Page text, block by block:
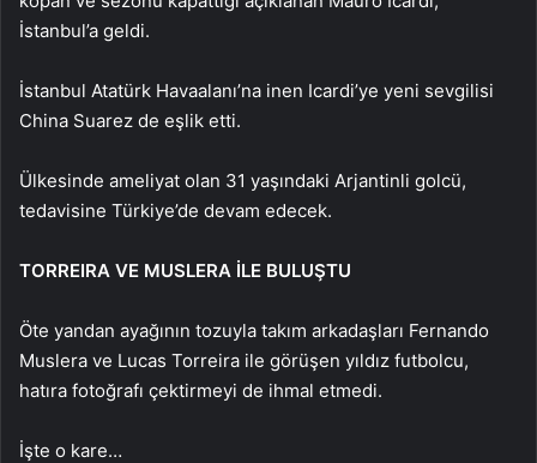
İstanbul’a geldi.
İstanbul Atatürk Havaalanı’na inen Icardi’ye yeni sevgilisi
China Suarez de eşlik etti.
Ülkesinde ameliyat olan 31 yaşındaki Arjantinli golcü,
tedavisine Türkiye’de devam edecek.
TORREIRA VE MUSLERA İLE BULUŞTU
Öte yandan ayağının tozuyla takım arkadaşları Fernando
Muslera ve Lucas Torreira ile görüşen yıldız futbolcu,
hatıra fotoğrafı çektirmeyi de ihmal etmedi.
İşte o kare…